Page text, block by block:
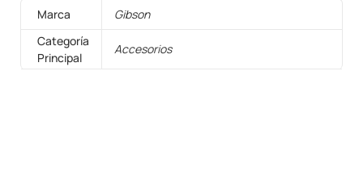
Marca
Gibson
Categoría
Principal
Accesorios